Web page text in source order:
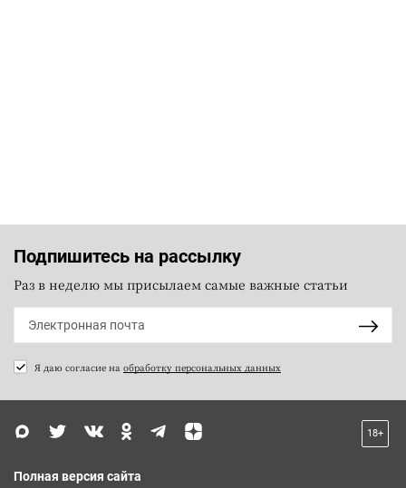
Подпишитесь на рассылку
Раз в неделю мы присылаем самые важные статьи
Я даю согласие на обработку персональных данных
18+
Полная версия сайта